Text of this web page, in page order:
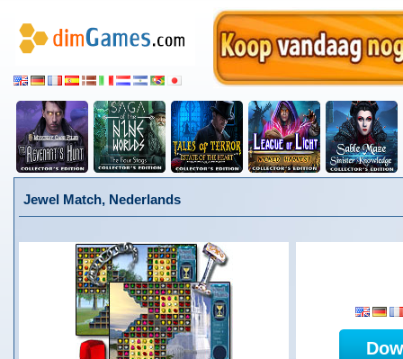
Jewel Match, Nederlands